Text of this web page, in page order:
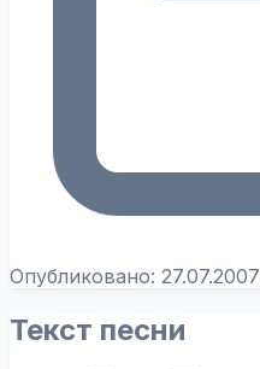
Опубликовано: 27.07.2007
Текст песни